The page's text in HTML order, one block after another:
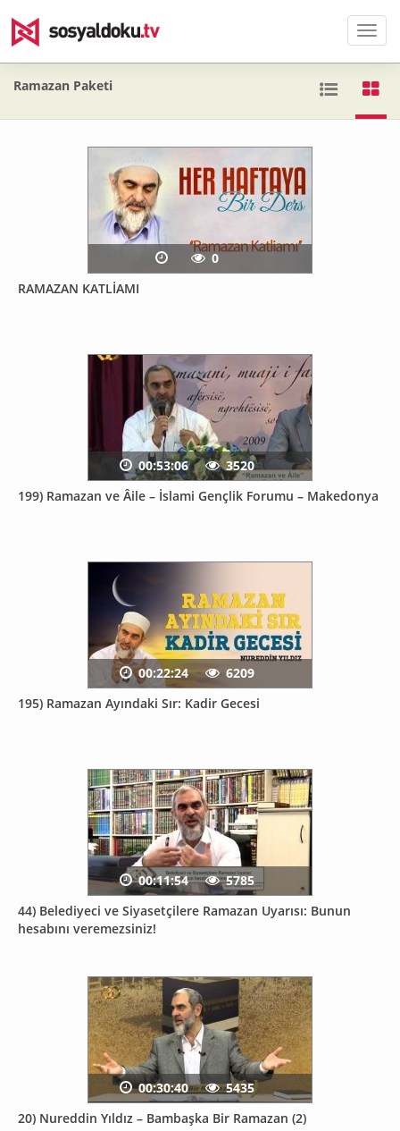
Menü
Ramazan Paketi
RAMAZAN KATLİAMI
0
199) Ramazan ve Âile – İslami Gençlik Forumu – Makedonya
00:53:06 3520
195) Ramazan Ayındaki Sır: Kadir Gecesi
00:22:24 6209
44) Belediyeci ve Siyasetçilere Ramazan Uyarısı: Bunun
hesabını veremezsiniz!
00:11:54 5785
20) Nureddin Yıldız – Bambaşka Bir Ramazan (2)
00:30:40 5435